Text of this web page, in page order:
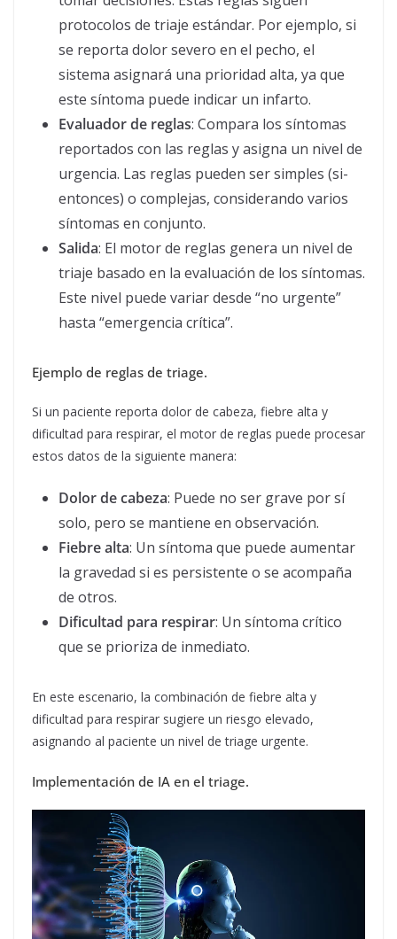
protocolos de triaje estándar. Por ejemplo, si
se reporta dolor severo en el pecho, el
sistema asignará una prioridad alta, ya que
este síntoma puede indicar un infarto.
Evaluador de reglas: Compara los síntomas
reportados con las reglas y asigna un nivel de
urgencia. Las reglas pueden ser simples (si-
entonces) o complejas, considerando varios
síntomas en conjunto.
Salida: El motor de reglas genera un nivel de
triaje basado en la evaluación de los síntomas.
Este nivel puede variar desde “no urgente”
hasta “emergencia crítica”.
Ejemplo de reglas de triage.
Si un paciente reporta dolor de cabeza, fiebre alta y
dificultad para respirar, el motor de reglas puede procesar
estos datos de la siguiente manera:
Dolor de cabeza: Puede no ser grave por sí
solo, pero se mantiene en observación.
Fiebre alta: Un síntoma que puede aumentar
la gravedad si es persistente o se acompaña
de otros.
Dificultad para respirar: Un síntoma crítico
que se prioriza de inmediato.
En este escenario, la combinación de fiebre alta y
dificultad para respirar sugiere un riesgo elevado,
asignando al paciente un nivel de triage urgente.
Implementación de IA en el triage.